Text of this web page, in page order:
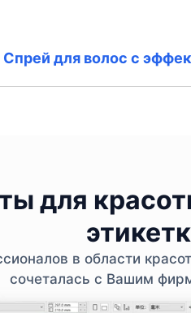
Спрей для волос с
для
в области
сочеталась с Вашим